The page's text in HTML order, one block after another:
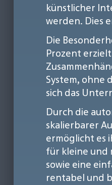
künstlicher
werden. Dies
Die
Prozent
System, ohne
sich das
Durch die
skalierbarer
ermöglicht es
für kleine und
sowie eine
rentabel und